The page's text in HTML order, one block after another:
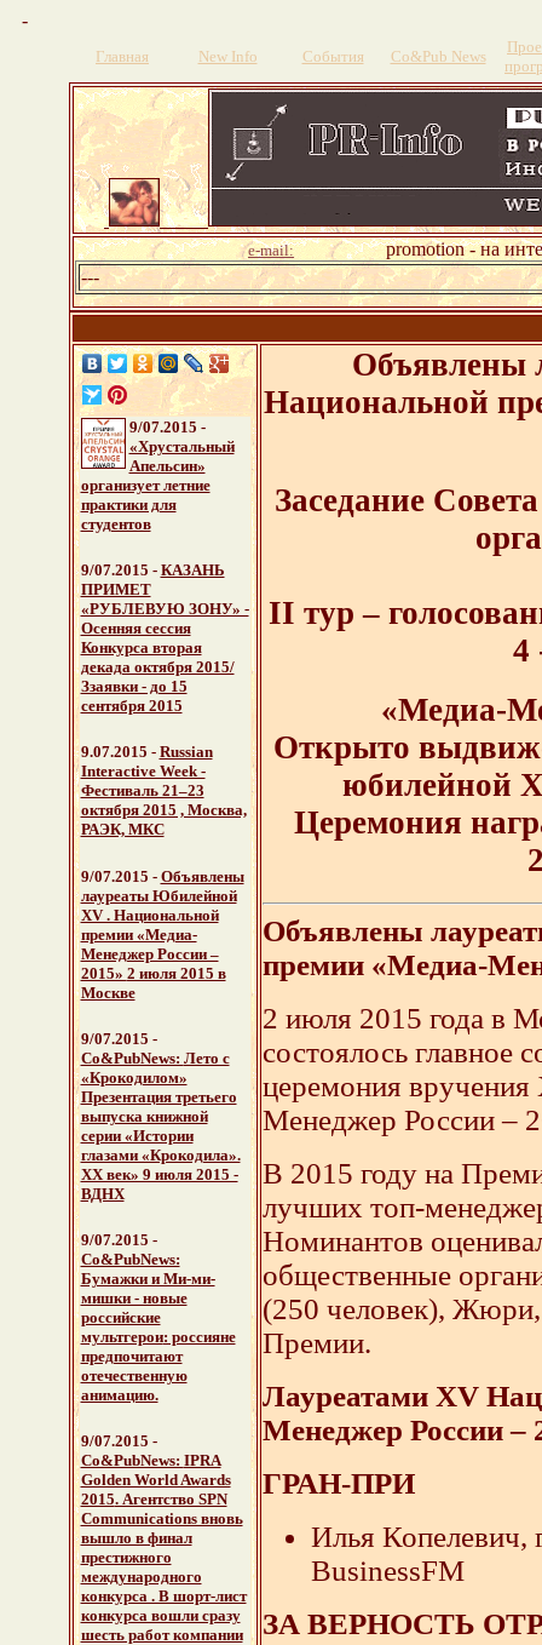
-
Главная New Info События Со&Pub News
e-mail:promotion - на
---
9/07.2015 -
«Хрустальный
Апельсин»
организует летние
практики для
студентов
9/07.2015 - КАЗАНЬ
ПРИМЕТ
«РУБЛЕВУЮ ЗОНУ» -
Осенняя сессия
Конкурса вторая
декада октября 2015/
Ззаявки - до 15
сентября 2015
9.07.2015 - Russian
Interactive Week -
Фестиваль 21–23
октября 2015 , Москва,
РАЭК, МКС
9/07.2015 - Объявлены
лауреаты Юбилейной
XV . Национальной
премии «Медиа-
Менеджер России –
2015» 2 июля 2015 в
Москве
9/07.2015 -
Со&PubNews: Лето с
«Крокодилом»
Презентация третьего
выпуска книжной
серии «Истории
глазами «Крокодила».
ХХ век» 9 июля 2015 -
ВДНХ
9/07.2015 -
Со&PubNews:
Бумажки и Ми-ми-
мишки - новые
российские
мультгерои: россияне
предпочитают
отечественную
анимацию.
9/07.2015 -
Со&PubNews: IPRA
Golden World Awards
2015. Агентство SPN
Communications вновь
вышло в финал
престижного
международного
конкурса . В шорт-лист
конкурса вошли сразу
шесть работ компании
Объявлены
Национальной
Заседание
II тур –
4
«Медиа-
Открыто
юбилейной
Церемония
Объявлены
премии «Медиа-
2 июля 2015 года в
состоялось главное
церемония
Менеджер России –
В 2015 году на
лучших топ-
Номинантов
общественные
(250 человек), Жюри,
Премии.
Лауреатами XV
Менеджер России –
ГРАН-ПРИ
Илья Копелевич,
BusinessFM
ЗА ВЕРНОСТЬ